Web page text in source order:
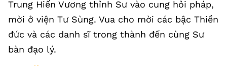
Trung Hiến Vương thỉnh Sư vào cung hỏi pháp,
mời ở viện Tư Sùng. Vua cho mời các bậc Thiền
đức và các danh sĩ trong thành đến cùng Sư
bàn đạo lý.